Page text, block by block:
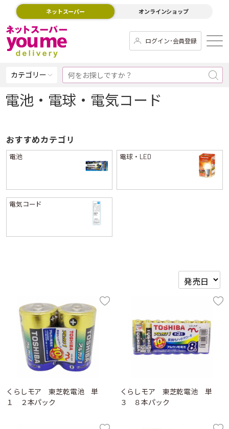
ネットスーパー オンラインショップ
ログイン･会員登録
カテゴリー
電池・電球・電気コード
おすすめカテゴリ
電池 電球・LED
電気コード
くらしモア 東芝乾電池 単
１ ２本パック
くらしモア 東芝乾電池 単
３ ８本パック